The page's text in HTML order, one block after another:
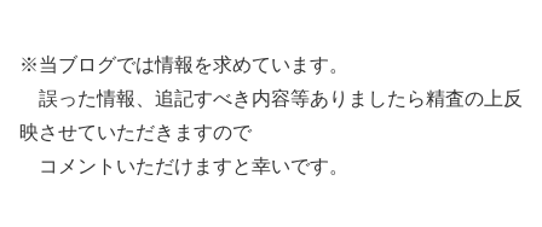
※当ブログでは情報を求めています。
誤った情報、追記すべき内容等ありましたら精査の上反
映させていただきますので
コメントいただけますと幸いです。